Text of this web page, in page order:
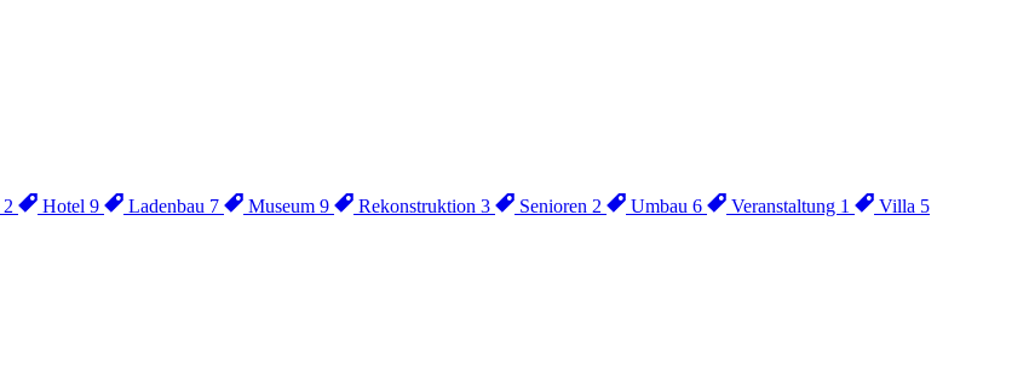
2 Hotel 9 Ladenbau 7 Museum 9 Rekonstruktion 3 Senioren 2 Umbau 6 Veranstaltung 1 Villa 5